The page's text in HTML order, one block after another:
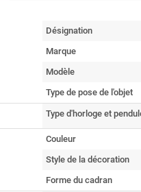
Désignation
Marque
Modèle
Type de pose de l'objet
Type d'horloge et
Couleur
Style de la décoration
Forme du cadran